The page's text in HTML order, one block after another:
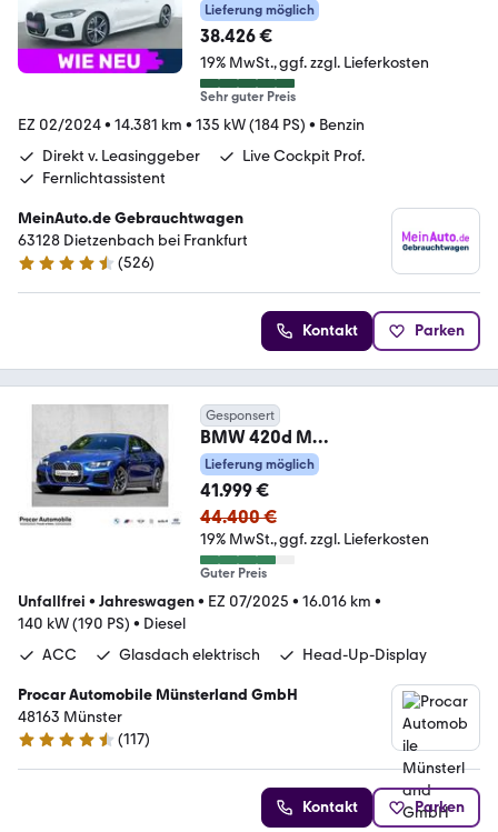
Widescreen
Display|Navi|ACC|LED
Lieferung möglich
38.426 €
19% MwSt. ggf. zzgl. Lieferkosten
Sehr guter Preis
EZ 02/2024• 14.381 km • 135 kW (184 PS) • Benzin
Direkt v. Leasinggeber
Live Cockpit Prof.
Fernlichtassistent
MeinAuto.de Gebrauchtwagen
63128 Dietzenbach bei Frankfurt
4.7 Sterne
(526)
Kontakt Parken
Gesponsert
BMW 420d M
SPORT+HuD+GLASDACH+ACC+3
60°+DA
Lieferung möglich
41.999 €
44.400 €
19% MwSt. ggf. zzgl. Lieferkosten
Guter Preis
Unfallfrei • Jahreswagen• EZ 07/2025 • 16.016 km •
140 kW (190 PS) • Diesel
ACC
Glasdach elektrisch Head-Up-Display
Procar Automobile Münsterland GmbH
48163 Münster
4.4 Sterne
(117)
Kontakt Parken